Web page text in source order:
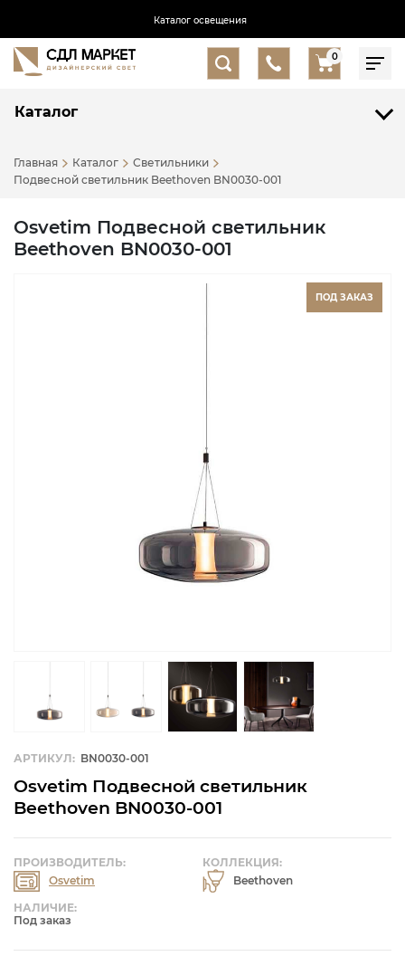
Каталог освещения
0
Каталог
Главная Каталог
Светильники
Подвесной светильник Beethoven BN0030-001
Osvetim Подвесной светильник
Beethoven BN0030-001
ПОД ЗАКАЗ
АРТИКУЛ: BN0030-001
Osvetim Подвесной светильник
Beethoven BN0030-001
НАЛИЧИЕ:
Под заказ
КОЛЛЕКЦИЯ:
Beethoven
ПРОИЗВОДИТЕЛЬ:
Osvetim